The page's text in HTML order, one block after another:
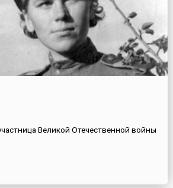
Великой Отечественной войны